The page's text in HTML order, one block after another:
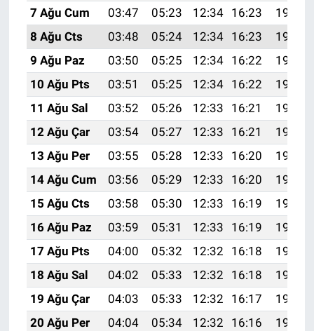
7 Ağu Cum
03:47 05:23 12:34 16:23
19:35
8 Ağu Cts
03:48 05:24 12:34 16:23
19:34
9 Ağu Paz
03:50 05:25 12:34 16:22
19:33
10 Ağu Pts
03:51 05:25 12:34 16:22
19:32
11 Ağu Sal
03:52 05:26 12:33 16:21
19:31
12 Ağu Çar
03:54 05:27 12:33 16:21
19:29
13 Ağu Per
03:55 05:28 12:33 16:20
19:28
14 Ağu Cum
03:56 05:29 12:33 16:20
19:27
15 Ağu Cts
03:58 05:30 12:33 16:19
19:26
16 Ağu Paz
03:59 05:31 12:33 16:19
19:24
17 Ağu Pts
04:00 05:32 12:32 16:18
19:23
18 Ağu Sal
04:02 05:33 12:32 16:18
19:22
19 Ağu Çar
04:03 05:33 12:32 16:17
19:20
20 Ağu Per
04:04 05:34 12:32 16:16
19:19